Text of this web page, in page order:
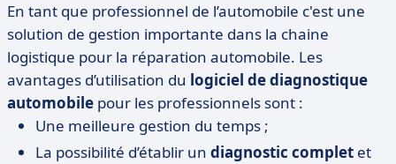
En tant que professionnel de l’automobile c'est une
solution de gestion importante dans la chaine
logistique pour la réparation automobile. Les
avantages d’utilisation du logiciel de diagnostique
automobile pour les professionnels sont :
Une meilleure gestion du temps ;
La possibilité d’établir un diagnostic complet et